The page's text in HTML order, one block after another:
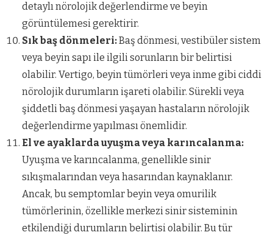
detaylı nörolojik değerlendirme ve beyin
görüntülemesi gerektirir.
Sık baş dönmeleri:Baş dönmesi, vestibüler sistem
veya beyin sapı ile ilgili sorunların bir belirtisi
olabilir. Vertigo, beyin tümörleri veya inme gibi ciddi
nörolojik durumların işareti olabilir. Sürekli veya
şiddetli baş dönmesi yaşayan hastaların nörolojik
değerlendirme yapılması önemlidir.
El ve ayaklarda uyuşma veya karıncalanma:
Uyuşma ve karıncalanma, genellikle sinir
sıkışmalarından veya hasarından kaynaklanır.
Ancak, bu semptomlar beyin veya omurilik
tümörlerinin, özellikle merkezi sinir sisteminin
etkilendiği durumların belirtisi olabilir. Bu tür